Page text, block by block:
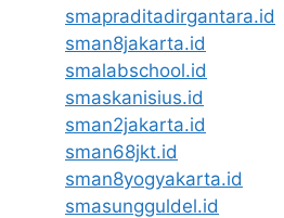
smapraditadirgantara.id
sman8jakarta.id
smalabschool.id
smaskanisius.id
sman2jakarta.id
sman68jkt.id
sman8yogyakarta.id
smasungguldel.id